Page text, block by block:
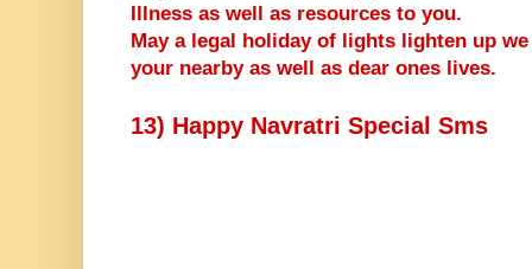
Illness as well as resources to you.
May a legal holiday of lights lighten up
your nearby as well as dear ones lives.
13) Happy Navratri Special Sms